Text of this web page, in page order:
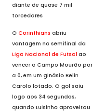
diante de quase 7 mil
torcedores
O Corinthians abriu
vantagem na semifinal da
Liga Nacional de Futsal ao
vencer o Campo Mourão por
a 0, em um ginásio Belin
Carolo lotado. O gol saiu
logo aos 34 segundos,
quando Luisinho aproveitou